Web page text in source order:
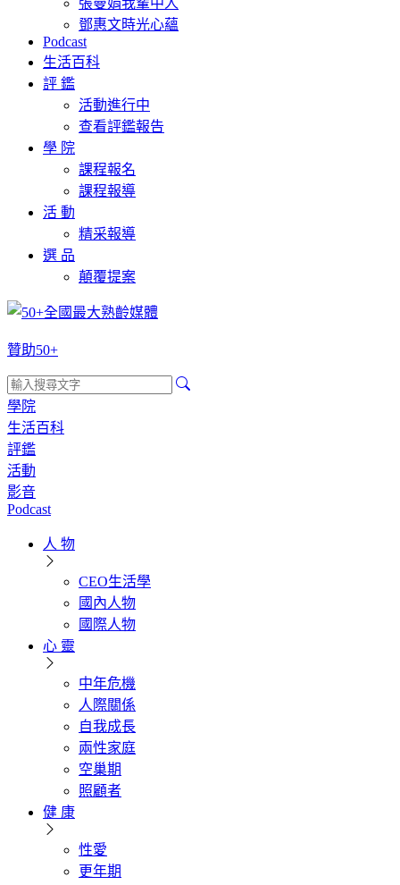
張曼娟我輩中人
鄧惠文時光心蘊
Podcast
生活百科
評 鑑
活動進行中
查看評鑑報告
學 院
課程報名
課程報導
活 動
精采報導
選 品
顛覆提案
贊助50+
學院
生活百科
評鑑
活動
影音
Podcast
人 物
CEO生活學
國內人物
國際人物
心 靈
中年危機
人際關係
自我成長
兩性家庭
空巢期
照顧者
健 康
性愛
更年期